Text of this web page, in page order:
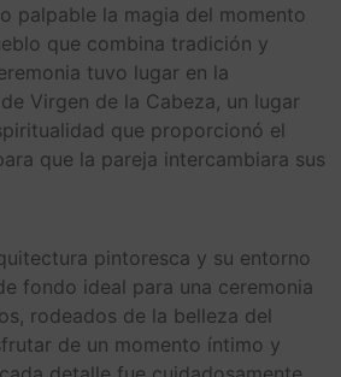
palpable la magia del momento
que combina tradición y
tuvo lugar en la
Virgen de la Cabeza, un lugar
que proporcionó el
que la pareja intercambiara sus
pintoresca y su entorno
fondo ideal para una ceremonia
rodeados de la belleza del
de un momento íntimo y